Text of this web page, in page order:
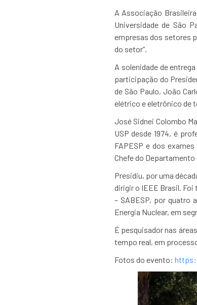
A Associação
Universidade de São
empresas dos setores
do setor”.
A solenidade de
participação do
de São Paulo, João
elétrico e eletrônico de
José Sidnei Colombo
USP desde 1974, é
FAPESP e dos
Chefe do
Presidiu, por uma
dirigir o IEEE Brasil. Foi
– SABESP, por quatro
Energia Nuclear, em
É pesquisador nas
tempo real, em
Fotos do evento: